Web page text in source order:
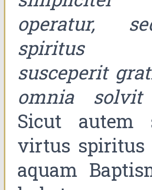
operatur,
spiritus
susceperit
omnia solvit
Sicut autem
virtus spiritus
aquam